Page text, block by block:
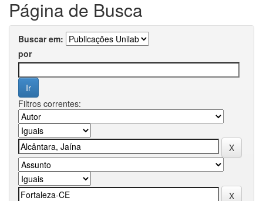
Página de Busca
Buscar em:
por
Filtros correntes: